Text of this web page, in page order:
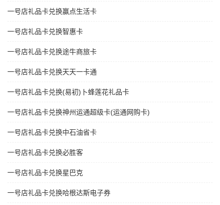
一号店礼品卡兑换赢点生活卡
一号店礼品卡兑换智惠卡
一号店礼品卡兑换途牛商旅卡
一号店礼品卡兑换天天一卡通
一号店礼品卡兑换(易初)卜蜂莲花礼品卡
一号店礼品卡兑换神州运通超级卡(运通网购卡)
一号店礼品卡兑换中石油省卡
一号店礼品卡兑换必胜客
一号店礼品卡兑换星巴克
一号店礼品卡兑换哈根达斯电子券